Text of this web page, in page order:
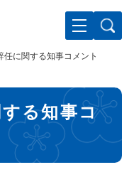
任に関する知事コメント
る知事コ